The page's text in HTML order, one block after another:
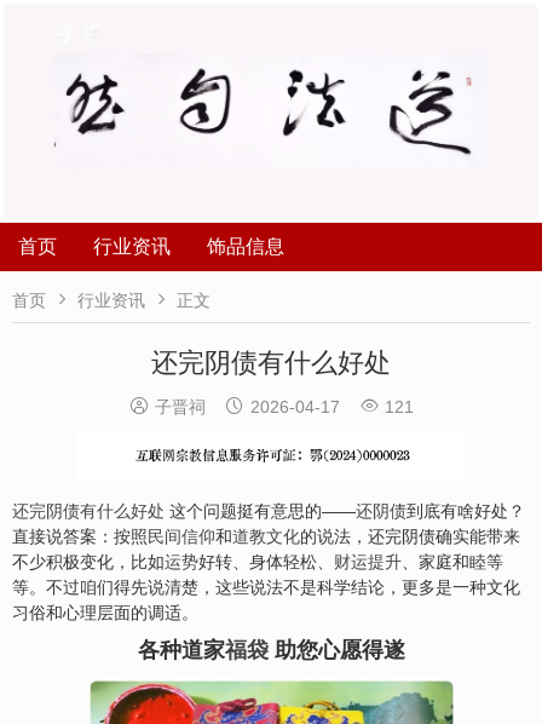
首页 行业资讯 饰品信息
首页  行业资讯  正文
还完阴债有什么好处
 子晋祠  2026-04-17  121
还完阴债有什么好处 这个问题挺有意思的——还阴债到底有啥好处？
直接说答案：按照民间信仰和道教文化的说法，还完阴债确实能带来
不少积极变化，比如运势好转、身体轻松、 财运提升、家庭和睦等
等。不过咱们得先说清楚，这些说法不是科学结论，更多是一种文化
习俗和心理层面的调适。
各种道家福袋助您心愿得遂